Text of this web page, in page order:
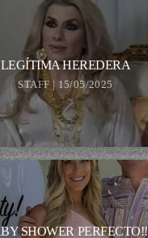
LEGÍTIMA HEREDERA
STAFF | 15/05/2025
SHOWER PERFECTO!!